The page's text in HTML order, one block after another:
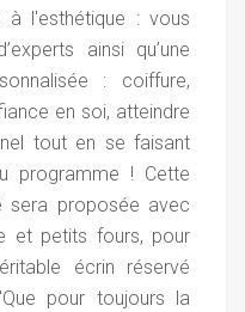
à l'esthétique : vous
ainsi qu’une
: coiffure,
en soi, atteindre
tout en se faisant
programme ! Cette
sera proposée avec
et petits fours, pour
écrin réservé
pour toujours la